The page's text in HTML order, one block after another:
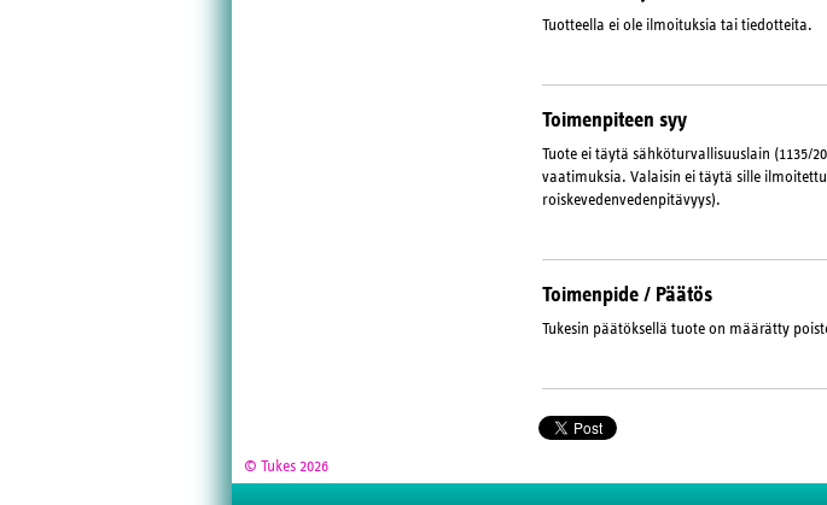
Tuotteella ei ole ilmoituksia tai tiedotteita.
Toimenpiteen syy
Tuote ei täytä sähköturvallisuuslain (1135/
vaatimuksia. Valaisin ei täytä sille
roiskevedenvedenpitävyys).
Toimenpide / Päätös
Tukesin päätöksellä tuote on määrätty
© Tukes 2026